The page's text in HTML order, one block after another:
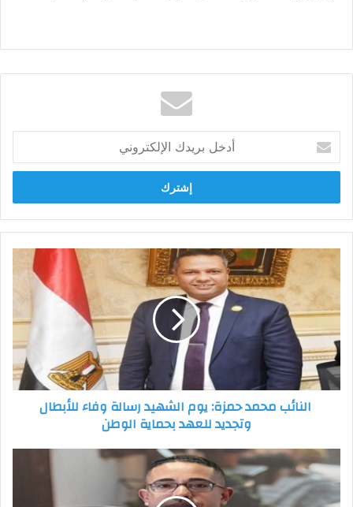
بريدك
الإلكتروني
النائب
يوم
رسالة
وفاء
للأبطال
وتجديد
النائب محمد حمزة: يوم الشهيد رسالة وفاء للأبطال
وتجديد للعهد بحماية الوطن
رجب
خلف
الله